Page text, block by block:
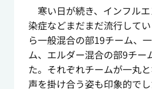
寒い日が続き、インフル
染症などまだまだ流行して
ら一般混合の部19チーム、
ム、エルダー混合の部9チー
た。それぞれチームが一丸
声を掛け合う姿も印象的で